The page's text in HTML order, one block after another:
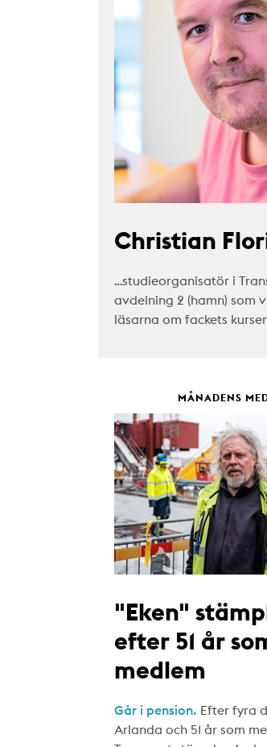
Christian
…studieorganisatör i
avdelning 2 (hamn) som
läsarna om fackets
MÅNADENS
"Eken"
efter 51 år
medlem
Går i pension. Efter fyra
Arlanda och 51 år som